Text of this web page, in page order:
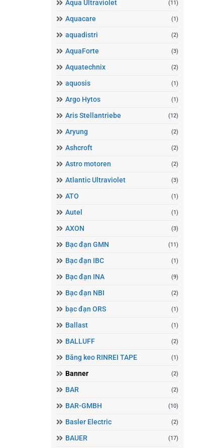
Aqua Ultraviolet (11)
Aquacare (1)
aquadistri (2)
AquaForte (3)
Aquatechnix (2)
aquosis (1)
Argo Hytos (1)
Aris Stellantriebe (12)
Aryung (2)
Ashcroft (2)
Astro motoren (2)
Atlantic Ultraviolet (3)
ATO (1)
Autel (1)
AXON (3)
Bạc đạn GMN (11)
Bạc đạn IBC (1)
Bạc đạn INA (9)
Bạc đạn NBI (2)
bạc đạn ORS (1)
Ballast (1)
BALLUFF (2)
Băng keo RINREI TAPE (1)
Banner (2)
BAR (2)
BAR-GMBH (10)
Basler Electric (2)
BAUER (17)